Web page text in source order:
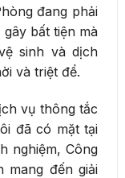
đang phải
bất tiện mà
sinh và dịch
và triệt để.
vụ thông tắc
đã có mặt tại
nghiệm, Công
mang đến giải